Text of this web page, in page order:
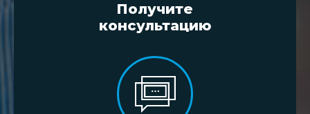
Получите
консультацию